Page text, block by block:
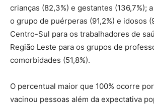
crianças (82,3%) e gestantes (136,7%);
o grupo de puérperas (91,2%) e idosos
Centro-Sul para os trabalhadores de
Região Leste para os grupos de
comorbidades (51,8%).
O percentual maior que 100% ocorre
vacinou pessoas além da expectativa